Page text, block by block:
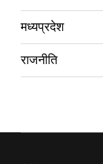
मध्यप्रदेश
राजनीति